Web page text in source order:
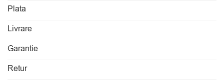
Plata
Livrare
Garantie
Retur